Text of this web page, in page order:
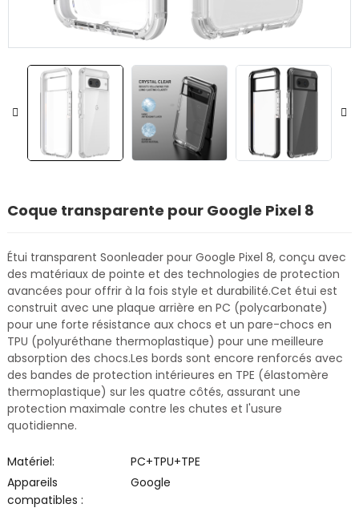
Coque transparente pour Google Pixel 8
Étui transparent Soonleader pour Google Pixel 8, conçu avec
des matériaux de pointe et des technologies de protection
avancées pour offrir à la fois style et durabilité.Cet étui est
construit avec une plaque arrière en PC (polycarbonate)
pour une forte résistance aux chocs et un pare-chocs en
TPU (polyuréthane thermoplastique) pour une meilleure
absorption des chocs.Les bords sont encore renforcés avec
des bandes de protection intérieures en TPE (élastomère
thermoplastique) sur les quatre côtés, assurant une
protection maximale contre les chutes et l'usure
quotidienne.
Matériel:
PC+TPU+TPE
Appareils
compatibles :
Google